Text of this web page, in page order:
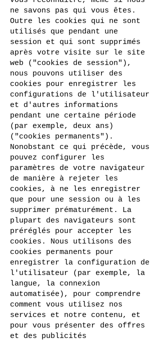
ne savons pas qui vous êtes.
Outre les cookies qui ne sont
utilisés que pendant une
session et qui sont supprimés
après votre visite sur le site
web ("cookies de session"),
nous pouvons utiliser des
cookies pour enregistrer les
configurations de l'utilisateur
et d'autres informations
pendant une certaine période
(par exemple, deux ans)
("cookies permanents").
Nonobstant ce qui précède, vous
pouvez configurer les
paramètres de votre navigateur
de manière à rejeter les
cookies, à ne les enregistrer
que pour une session ou à les
supprimer prématurément. La
plupart des navigateurs sont
préréglés pour accepter les
cookies. Nous utilisons des
cookies permanents pour
enregistrer la configuration de
l'utilisateur (par exemple, la
langue, la connexion
automatisée), pour comprendre
comment vous utilisez nos
services et notre contenu, et
pour vous présenter des offres
et des publicités